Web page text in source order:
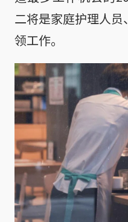
二将是家庭护理人
领工作。